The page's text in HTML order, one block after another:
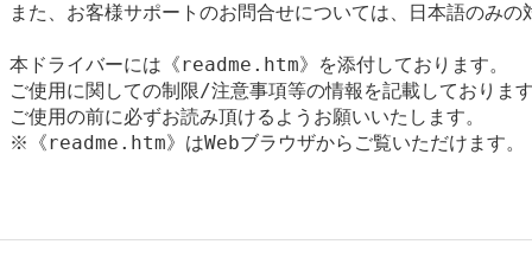
また、お客様サポートのお問合せについては、日本語のみの
本ドライバーには《readme.htm》を添付しております。
ご使用に関しての制限/注意事項等の情報を記載しておりま
ご使用の前に必ずお読み頂けるようお願いいたします。
※《readme.htm》はWebブラウザからご覧いただけます。